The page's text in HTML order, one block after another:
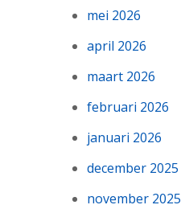
mei 2026
april 2026
maart 2026
februari 2026
januari 2026
december 2025
november 2025